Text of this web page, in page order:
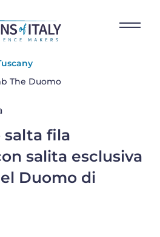
pane
The Duomo
salta fila
salita esclusiva
Duomo di